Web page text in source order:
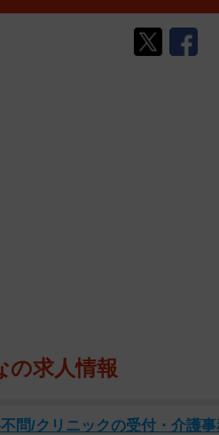
の求人情報
不問/クリニックの受付・介護